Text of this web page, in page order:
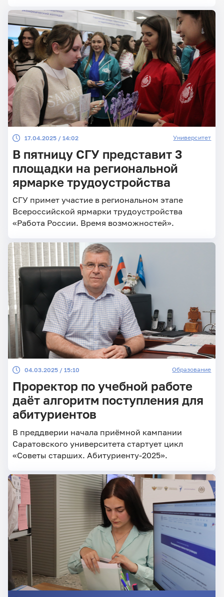
17.04.2025 / 14:02 Университет
В пятницу СГУ представит 3
площадки на региональной
ярмарке трудоустройства
СГУ примет участие в региональном этапе
Всероссийской ярмарки трудоустройства
«Работа России. Время возможностей».
04.03.2025 / 15:10 Образование
Проректор по учебной работе
даёт алгоритм поступления для
абитуриентов
В преддверии начала приёмной кампании
Саратовского университета стартует цикл
«Советы старших. Абитуриенту-2025».